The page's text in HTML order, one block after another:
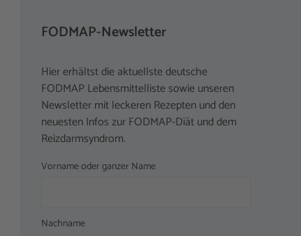
FODMAP-Newsletter
Hier erhältst die aktuellste deutsche
FODMAP Lebensmittelliste sowie unseren
Newsletter mit leckeren Rezepten und den
neuesten Infos zur FODMAP-Diät und dem
Reizdarmsyndrom.
Vorname oder ganzer Name
Nachname